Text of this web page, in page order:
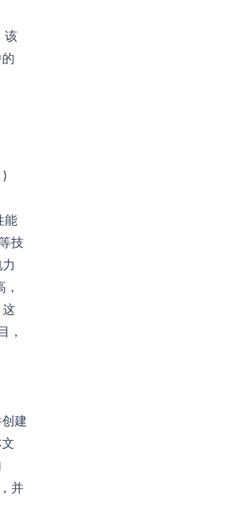
该
能
技
这
，
建
并